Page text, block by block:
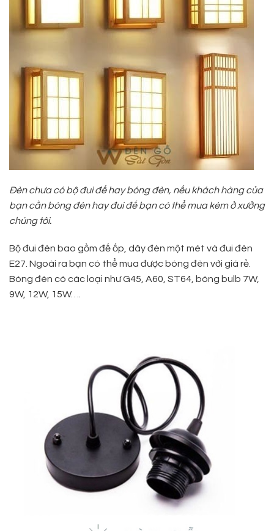
Đèn chưa có bộ đui đế hay bóng đèn, nếu khách hàng của
bạn cần bóng đèn hay đui đế bạn có thể mua kèm ở xưởng
chúng tôi.
Bộ đui đèn bao gồm đế ốp, dây đèn một mét và đui đèn
E27. Ngoài ra bạn có thể mua được bóng đèn với giá rẻ.
Bóng đèn có các loại như G45, A60, ST64, bóng bulb 7W,
9W, 12W, 15W….